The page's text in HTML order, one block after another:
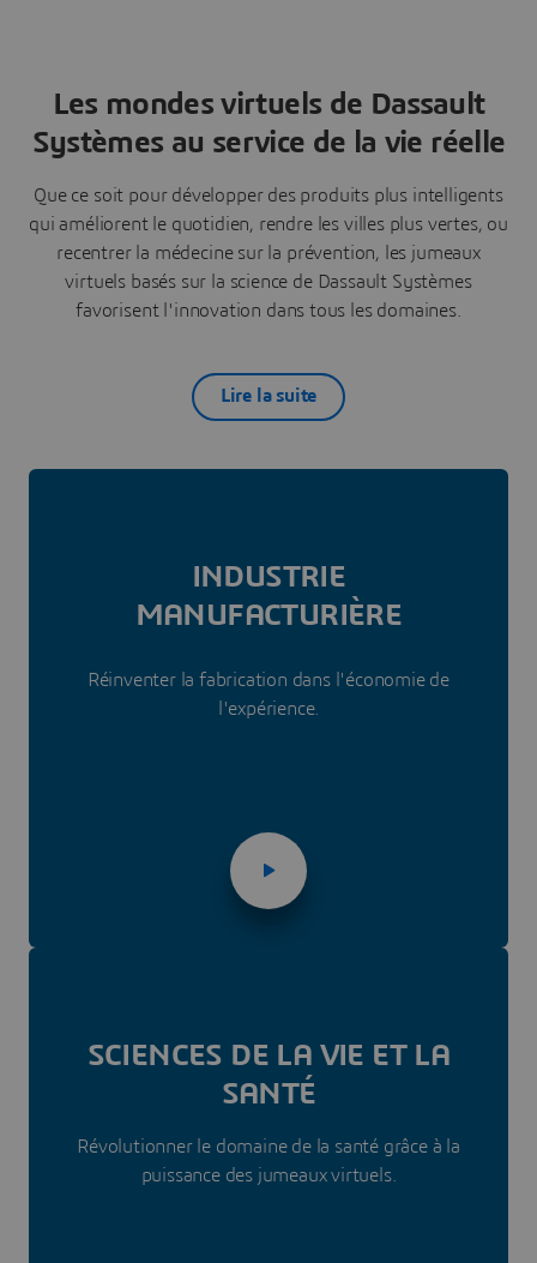
Les mondes virtuels de Dassault
Systèmes au service de la vie réelle
Que ce soit pour développer des produits plus intelligents
qui améliorent le quotidien, rendre les villes plus vertes, ou
recentrer la médecine sur la prévention, les jumeaux
virtuels basés sur la science de Dassault Systèmes
favorisent l'innovation dans tous les domaines.
Lire la suite
INDUSTRIE
MANUFACTURIÈRE
Réinventer la fabrication dans l'économie de
l'expérience.
SCIENCES DE LA VIE ET LA
SANTÉ
Révolutionner le domaine de la santé grâce à la
puissance des jumeaux virtuels.